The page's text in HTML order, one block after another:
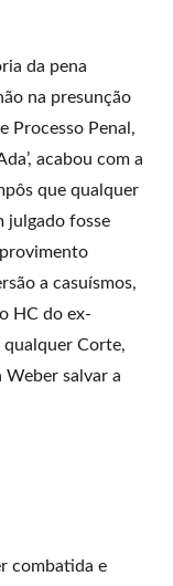
da pena
na presunção
Processo Penal,
acabou com a
que qualquer
julgado fosse
a casuísmos,
HC do ex-
qualquer Corte,
Weber salvar a
combatida e